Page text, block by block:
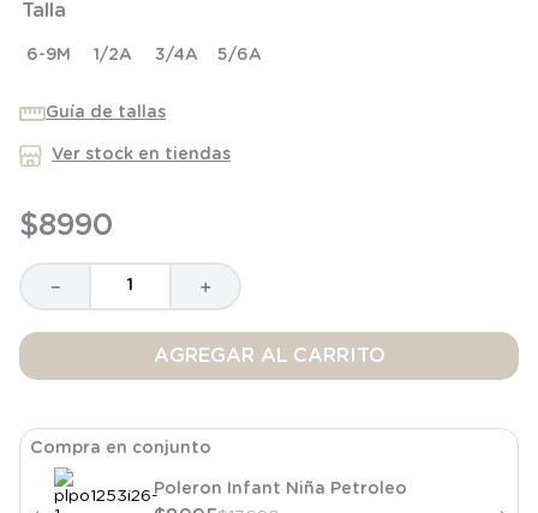
Talla
6-9M 1/2A 3/4A 5/6A
Guía de tallas
Ver stock en tiendas
$8990
＋
－
AGREGAR AL CARRITO
Compra en conjunto
Poleron Infant Niña Petroleo
9.
10. zapatillas niño